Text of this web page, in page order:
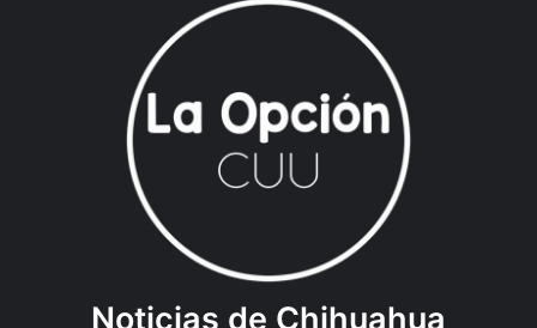
Noticias de Chihuahua